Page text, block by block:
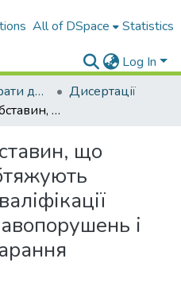
All of DSpace Statistics
Log In
Дисертації, реферати дисертацій
Дисертації
Застосування обставин, що пом’якшують і обтяжують покарання при кваліфікації кримінальних правопорушень і призначенні покарання
що
і